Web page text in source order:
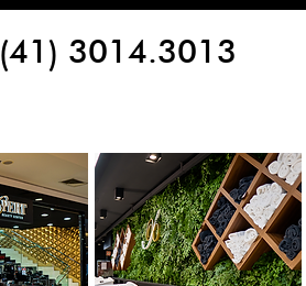
(41) 3014.3013